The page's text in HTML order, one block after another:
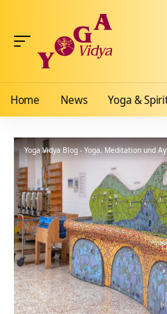
Home News Yoga &
Yoga Vidya Blog - Yoga, Meditation und